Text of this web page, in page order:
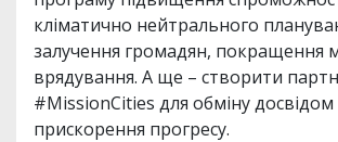
кліматично нейтрального
залучення громадян, покращення
врядування. А ще – створити
#MissionCities для обміну досвідом
прискорення прогресу.